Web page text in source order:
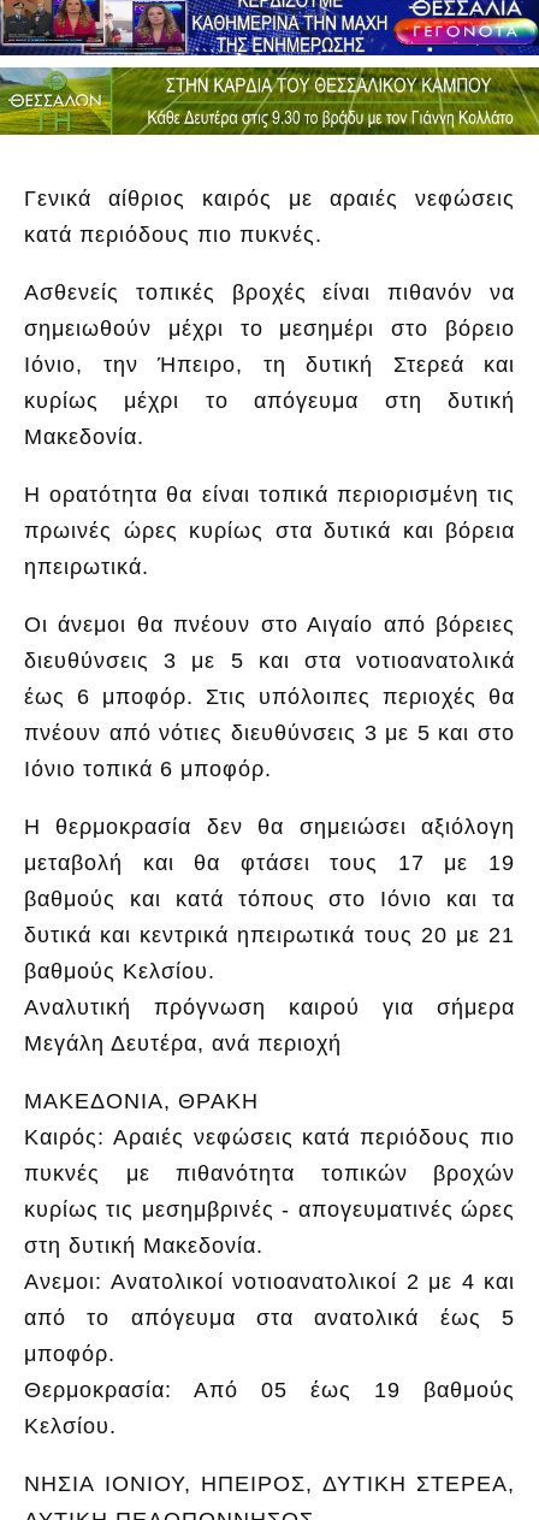
Γενικά αίθριος καιρός με αραιές νεφώσεις
κατά περιόδους πιο πυκνές.
Ασθενείς τοπικές βροχές είναι πιθανόν να
σημειωθούν μέχρι το μεσημέρι στο βόρειο
Ιόνιο, την Ήπειρο, τη δυτική Στερεά και
κυρίως μέχρι το απόγευμα στη δυτική
Μακεδονία.
Η ορατότητα θα είναι τοπικά περιορισμένη τις
πρωινές ώρες κυρίως στα δυτικά και βόρεια
ηπειρωτικά.
Οι άνεμοι θα πνέουν στο Αιγαίο από βόρειες
διευθύνσεις 3 με 5 και στα νοτιοανατολικά
έως 6 μποφόρ. Στις υπόλοιπες περιοχές θα
πνέουν από νότιες διευθύνσεις 3 με 5 και στο
Ιόνιο τοπικά 6 μποφόρ.
Η θερμοκρασία δεν θα σημειώσει αξιόλογη
μεταβολή και θα φτάσει τους 17 με 19
βαθμούς και κατά τόπους στο Ιόνιο και τα
δυτικά και κεντρικά ηπειρωτικά τους 20 με 21
βαθμούς Κελσίου.
Αναλυτική πρόγνωση καιρού για σήμερα
Μεγάλη Δευτέρα, ανά περιοχή
ΜΑΚΕΔΟΝΙΑ, ΘΡΑΚΗ
Καιρός: Αραιές νεφώσεις κατά περιόδους πιο
πυκνές με πιθανότητα τοπικών βροχών
κυρίως τις μεσημβρινές - απογευματινές ώρες
στη δυτική Μακεδονία.
Ανεμοι: Ανατολικοί νοτιοανατολικοί 2 με 4 και
από το απόγευμα στα ανατολικά έως 5
μποφόρ.
Θερμοκρασία: Από 05 έως 19 βαθμούς
Κελσίου.
ΝΗΣΙΑ ΙΟΝΙΟΥ, ΗΠΕΙΡΟΣ, ΔΥΤΙΚΗ ΣΤΕΡΕΑ,